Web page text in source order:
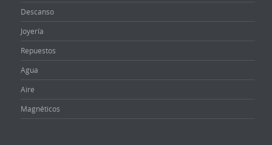
Descanso
Joyería
Repuestos
Agua
Aire
Magnéticos